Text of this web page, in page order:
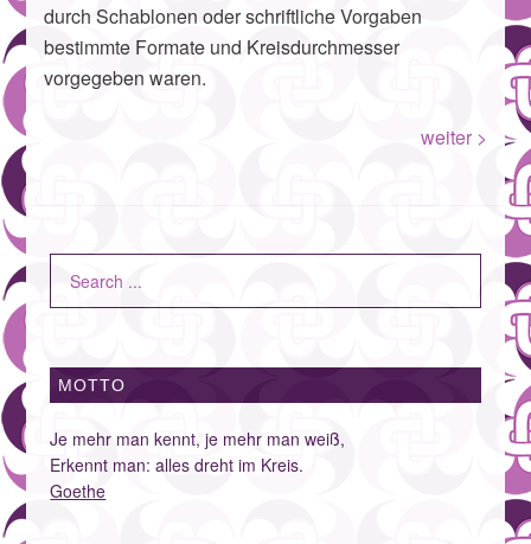
durch Schablonen oder schriftliche Vorgaben
bestimmte Formate und Kreisdurchmesser
vorgegeben waren.
weiter >
MOTTO
Je mehr man kennt, je mehr man weiß,
Erkennt man: alles dreht im Kreis.
Goethe